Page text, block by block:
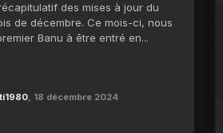
des mises à jour du
de décembre. Ce mois-ci, nous
Banu à être entré en...
, 18 décembre 2024